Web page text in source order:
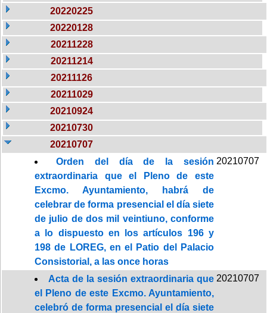
20220225
20220128
20211228
20211214
20211126
20211029
20210924
20210730
20210707
Orden del día de la sesión
extraordinaria que el Pleno de este
Excmo. Ayuntamiento, habrá de
celebrar de forma presencial el día siete
de julio de dos mil veintiuno, conforme
a lo dispuesto en los artículos 196 y
198 de LOREG, en el Patio del Palacio
Consistorial, a las once horas
20210707
Acta de la sesión extraordinaria que
el Pleno de este Excmo. Ayuntamiento,
celebró de forma presencial el día siete
20210707